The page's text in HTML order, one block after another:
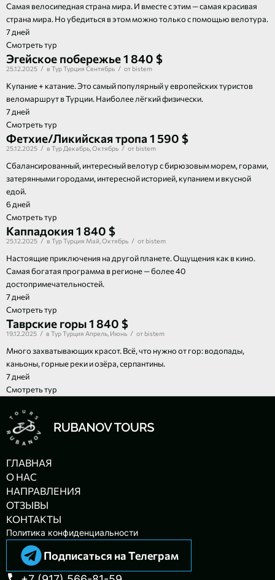
Самая велосипедная страна мира. И вместе с этим — самая красивая
страна мира. Но убедиться в этом можно только с помощью велотура.
7 дней
Смотреть тур
Эгейское побережье1 840 $
25.12.2025 / в ТурТурция Сентябрь / от bistem
Купание + катание. Это самый популярный у европейских туристов
веломаршрут в Турции. Наиболее лёгкий физически.
7 дней
Смотреть тур
Фетхие/Ликийская тропа 1 590 $
25.12.2025 / в Тур Декабрь Октябрь / от bistem
Сбалансированный, интересный велотур с бирюзовым морем, горами,
затерянными городами, интересной историей, купанием и вкусной
едой.
6 дней
Смотреть тур
Каппадокия 1 840 $
25.12.2025 / в ТурТурция Май Октябрь / от bistem
Настоящие приключения на другой планете. Ощущения как в кино.
Самая богатая программа в регионе — более 40
достопримечательностей.
7 дней
Смотреть тур
Таврские горы1 840 $
19.12.2025 / в ТурТурция Апрель Июнь / от bistem
Много захватывающих красот. Всё, что нужно от гор: водопады,
каньоны, горные реки и озёра, серпантины.
7 дней
Смотреть тур
ГЛАВНАЯ
О НАС
НАПРАВЛЕНИЯ
ОТЗЫВЫ
КОНТАКТЫ
Политика конфиденциальности
Подписаться на Телеграм